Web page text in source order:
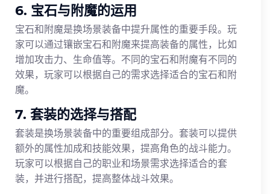
6. 宝石与附魔的运用
宝石和附魔是换场景装备中提升属性的重要手段。玩
家可以通过镶嵌宝石和附魔来提高装备的属性，比如
增加攻击力、生命值等。不同的宝石和附魔有不同的
效果，玩家可以根据自己的需求选择适合的宝石和附
魔。
7. 套装的选择与搭配
套装是换场景装备中的重要组成部分。套装可以提供
额外的属性加成和技能效果，提高角色的战斗能力。
玩家可以根据自己的职业和场景需求选择适合的套
装，并进行搭配，提高整体战斗效果。